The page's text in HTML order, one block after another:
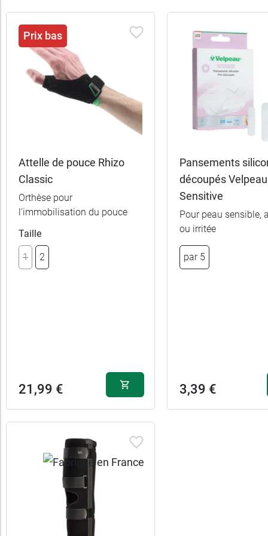
13,99 € 49,99
Prix bas
Attelle de pouce Rhizo
Classic
Orthèse pour
l'immobilisation du pouce
Taille
1 2
21,99 €
Pansements
découpés Velpeau
Sensitive
Pour peau sensible,
ou irritée
par 5
3,39 €